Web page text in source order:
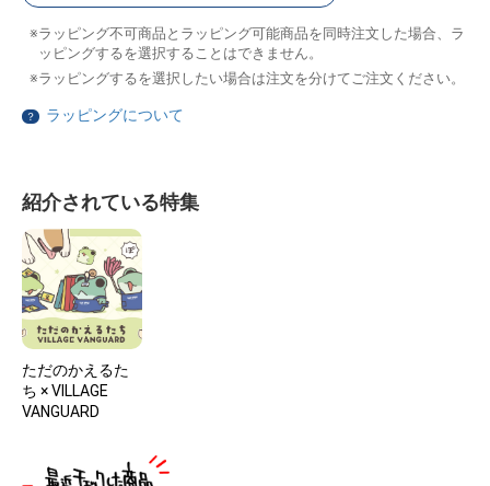
ラッピング不可商品とラッピング可能商品を同時注文した場合、ラ
ッピングするを選択することはできません。
ラッピングするを選択したい場合は注文を分けてご注文ください。
？ ラッピングについて
紹介されている特集
ただのかえるた
ち × VILLAGE
VANGUARD